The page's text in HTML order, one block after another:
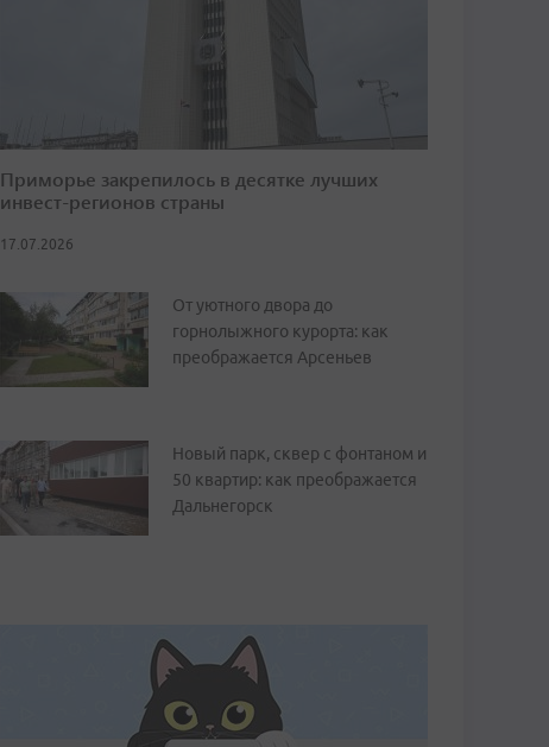
Приморье закрепилось в десятке лучших
инвест-регионов страны
17.07.2026
От уютного двора до
горнолыжного курорта: как
преображается Арсеньев
Новый парк, сквер с фонтаном и
50 квартир: как преображается
Дальнегорск